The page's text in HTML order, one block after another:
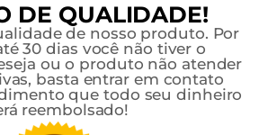
DE QUALIDADE!
de nosso produto. Por
30 dias você não tiver o
ou o produto não atender
basta entrar em contato
que todo seu dinheiro
reembolsado!